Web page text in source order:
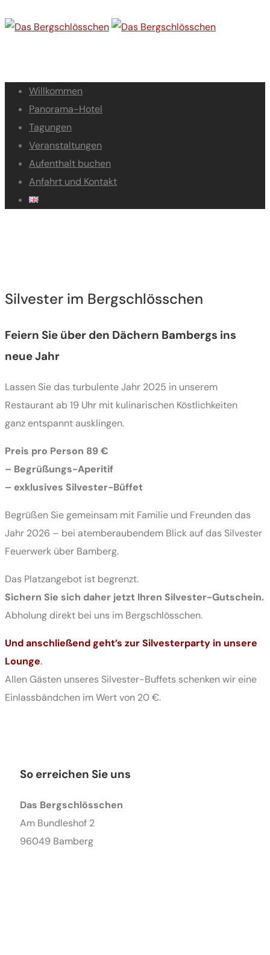
Willkommen
Panorama-Hotel
Tagungen
Veranstaltungen
Aufenthalt buchen
Anfahrt und Kontakt
Silvester im Bergschlösschen
Feiern Sie über den Dächern Bambergs ins
neue Jahr
Lassen Sie das turbulente Jahr 2025 in unserem
Restaurant ab 19 Uhr mit kulinarischen Köstlichkeiten
ganz entspannt ausklingen.
Preis pro Person 89 €
– Begrüßungs-Aperitif
– exklusives Silvester-Büffet
Begrüßen Sie gemeinsam mit Familie und Freunden das
Jahr 2026 – bei atemberaubendem Blick auf das Silvester
Feuerwerk über Bamberg.
Das Platzangebot ist begrenzt.
Sichern Sie sich daher jetzt Ihren Silvester-Gutschein.
Abholung direkt bei uns im Bergschlösschen.
Und anschließend geht’s zur Silvesterparty in unsere
Lounge.
Allen Gästen unseres Silvester-Buffets schenken wir eine
Einlassbändchen im Wert von 20 €.
So erreichen Sie uns
Das Bergschlösschen
Am Bundleshof 2
96049 Bamberg